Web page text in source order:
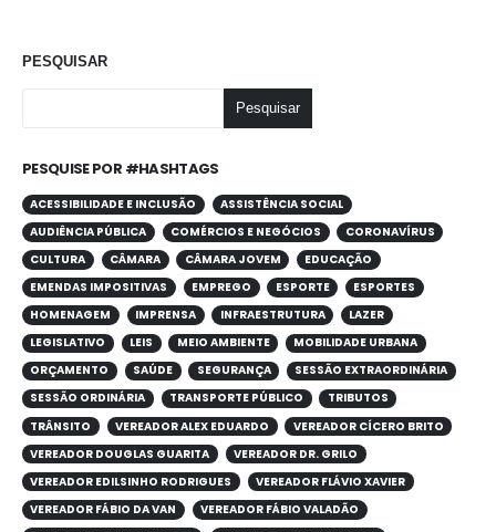
PESQUISAR
Pesquisar
PESQUISE POR #HASHTAGS
ACESSIBILIDADE E INCLUSÃO
ASSISTÊNCIA SOCIAL
AUDIÊNCIA PÚBLICA
COMÉRCIOS E NEGÓCIOS
CORONAVÍRUS
CULTURA
CÂMARA CÂMARA JOVEM
EDUCAÇÃO
EMENDAS IMPOSITIVAS
EMPREGO ESPORTE
ESPORTES
HOMENAGEM
IMPRENSA INFRAESTRUTURA
LAZER
LEGISLATIVO
LEIS MEIO AMBIENTE
MOBILIDADE URBANA
ORÇAMENTO
SAÚDE SEGURANÇA
SESSÃO EXTRAORDINÁRIA
SESSÃO ORDINÁRIA
TRANSPORTE PÚBLICO
TRIBUTOS
TRÂNSITO
VEREADOR ALEX EDUARDO
VEREADOR CÍCERO BRITO
VEREADOR DOUGLAS GUARITA
VEREADOR DR. GRILO
VEREADOR EDILSINHO RODRIGUES
VEREADOR FLÁVIO XAVIER
VEREADOR FÁBIO DA VAN
VEREADOR FÁBIO VALADÃO